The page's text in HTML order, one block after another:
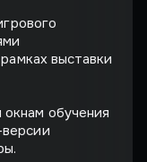
выставки
обучения